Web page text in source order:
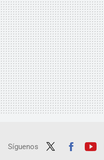
Síguenos